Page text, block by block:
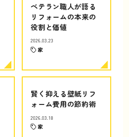
ベテラン職人が語る
リフォームの本来の
役割と価値
2026.03.23
家
賢く抑える壁紙リフ
ォーム費用の節約術
2026.03.18
家